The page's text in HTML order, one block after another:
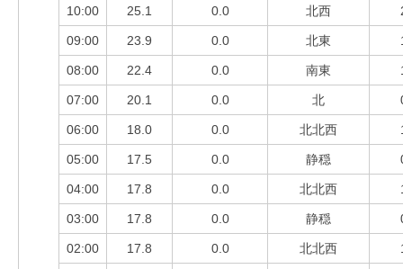
10:00 25.1 0.0 北西
09:00 23.9 0.0 北東
08:00 22.4 0.0 南東
07:00 20.1 0.0 北
06:00 18.0 0.0 北北西
05:00 17.5 0.0 静穏
04:00 17.8 0.0 北北西
03:00 17.8 0.0 静穏
02:00 17.8 0.0 北北西